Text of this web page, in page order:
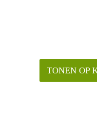
TONEN OP